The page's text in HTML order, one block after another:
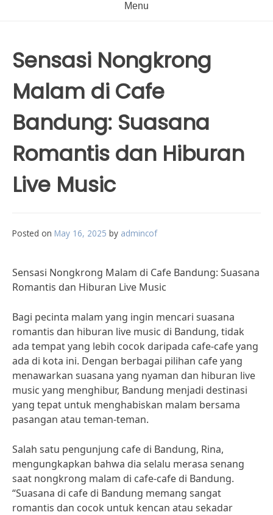
Menu
Sensasi Nongkrong
Malam di Cafe
Bandung: Suasana
Romantis dan Hiburan
Live Music
Posted on May 16, 2025 by admincof
Sensasi Nongkrong Malam di Cafe Bandung: Suasana
Romantis dan Hiburan Live Music
Bagi pecinta malam yang ingin mencari suasana
romantis dan hiburan live music di Bandung, tidak
ada tempat yang lebih cocok daripada cafe-cafe yang
ada di kota ini. Dengan berbagai pilihan cafe yang
menawarkan suasana yang nyaman dan hiburan live
music yang menghibur, Bandung menjadi destinasi
yang tepat untuk menghabiskan malam bersama
pasangan atau teman-teman.
Salah satu pengunjung cafe di Bandung, Rina,
mengungkapkan bahwa dia selalu merasa senang
saat nongkrong malam di cafe-cafe di Bandung.
“Suasana di cafe di Bandung memang sangat
romantis dan cocok untuk kencan atau sekadar